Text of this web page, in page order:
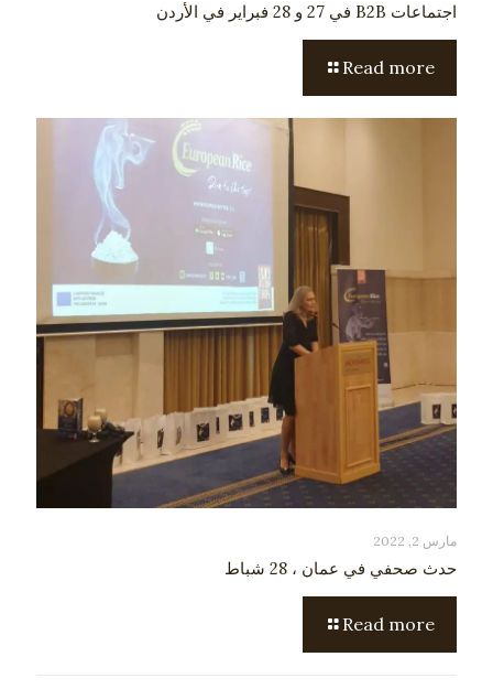
اجتماعات B2B في 27 و 28 فبراير في الأردن
Read more
مارس 2, 2022
حدث صحفي في عمان ، 28 شباط
Read more